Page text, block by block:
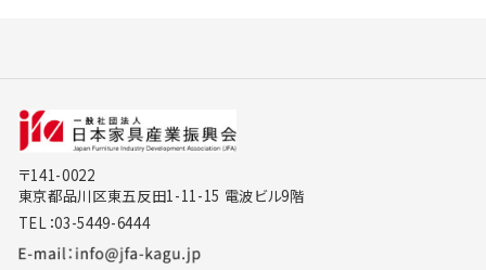
〒141-0022
東京都品川区東五反田1-11-15 電波ビル9階
TEL：03-5449-6444